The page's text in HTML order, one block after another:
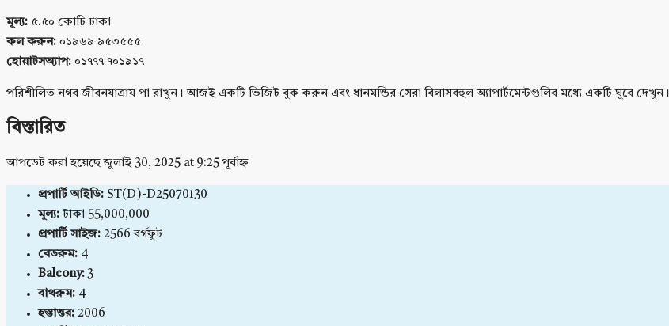
মূল্য: ৫.৫০ কোটি টাকা
কল করুন: ০১৯৬৯ ৯৫৩৫৫৫
হোয়াটসঅ্যাপ: ০১৭৭৭ ৭০১৯১৭
পরিশীলিত নগর জীবনযাত্রায় পা রাখুন। আজই একটি ভিজিট বুক করুন এবং ধানমন্ডির সেরা বিলাসবহুল অ্যাপার্টমেন্টগুলির মধ্যে একটি ঘুরে দেখুন।
বিস্তারিত
আপডেট করা হয়েছে জুলাই 30, 2025 at 9:25 পূর্বাহ্ন
প্রপার্টি আইডি: ST(D)-D25070130
মূল্য: টাকা 55,000,000
প্রপার্টি সাইজ: 2566 বর্গফুট
বেডরুম: 4
Balcony: 3
বাথরুম: 4
হস্তান্তর: 2006